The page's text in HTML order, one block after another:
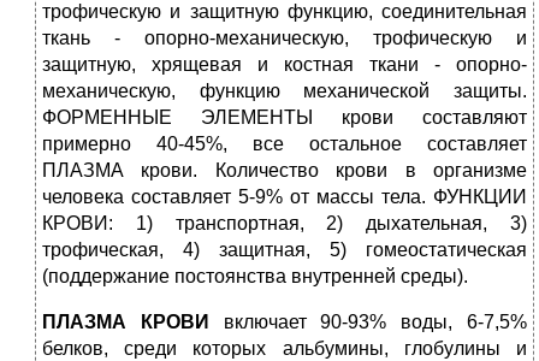
трофическую и защитную функцию, соединительная
ткань - опорно-механическую, трофическую и
защитную, хрящевая и костная ткани - опорно-
механическую, функцию механической защиты.
ФОРМЕННЫЕ ЭЛЕМЕНТЫ крови составляют
примерно 40-45%, все остальное составляет
ПЛАЗМА крови. Количество крови в организме
человека составляет 5-9% от массы тела. ФУНКЦИИ
КРОВИ: 1) транспортная, 2) дыхательная, 3)
трофическая, 4) защитная, 5) гомеостатическая
(поддержание постоянства внутренней среды).
ПЛАЗМА КРОВИ
включает 90-93% воды, 6-7,5%
белков, среди которых альбумины, глобулины и